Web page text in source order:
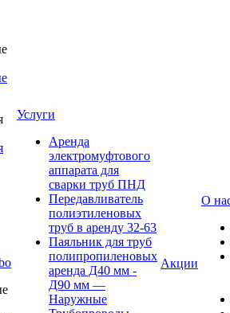
Услуги
Аренда
электромуфтового
аппарата для
сварки труб ПНД
Передавливатель
полиэтиленовых
труб в аренду 32-63
Паяльник для труб
полипропиленовых
аренда Д40 мм -
Д90 мм —
Наружные
Акции
О